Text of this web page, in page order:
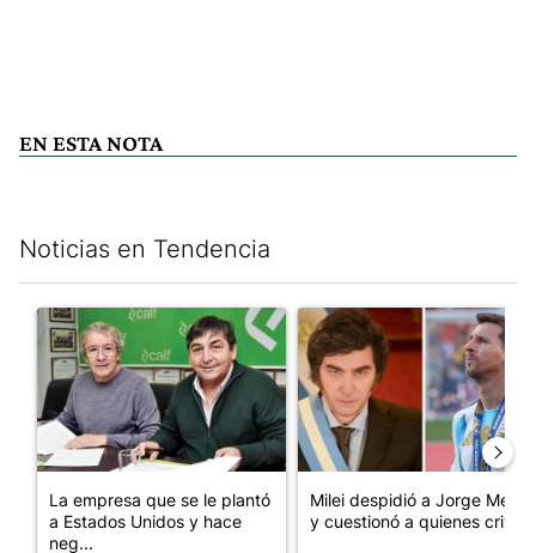
EN ESTA NOTA
Noticias en Tendencia
Un artículo de tendencia con el título "La empresa que se le
La empresa que se le plantó
a Estados Unidos y hace
neg...
Un artículo de tendencia con
Milei despidió a Jorge Messi
y cuestionó a quienes crit...